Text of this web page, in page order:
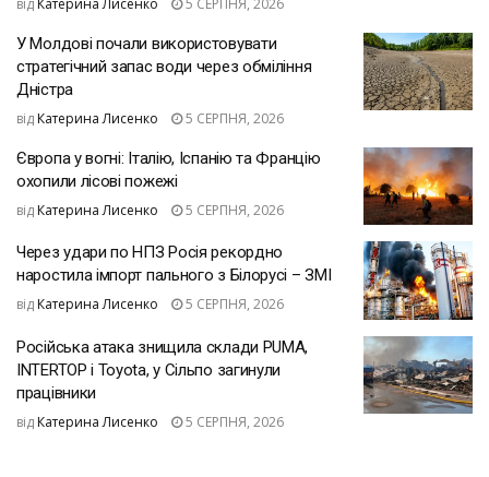
У Молдові почали використовувати
стратегічний запас води через обміління
Дністра
від Катерина Лисенко 5 СЕРПНЯ, 2026
Європа у вогні: Італію, Іспанію та Францію
охопили лісові пожежі
від Катерина Лисенко 5 СЕРПНЯ, 2026
Через удари по НПЗ Росія рекордно
наростила імпорт пального з Білорусі – ЗМІ
від Катерина Лисенко 5 СЕРПНЯ, 2026
Російська атака знищила склади PUMA,
INTERTOP і Toyota, у Сільпо загинули
працівники
від Катерина Лисенко 5 СЕРПНЯ, 2026